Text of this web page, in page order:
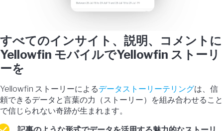
すべてのインサイト、説明、コメントに
Yellowfin モバイルでYellowfin ストーリ
ーを
Yellowfin ストーリーによるデータストーリーテリングは、信
頼できるデータと言葉の力（ストーリー）を組み合わせること
で信じられない奇跡が生まれます。